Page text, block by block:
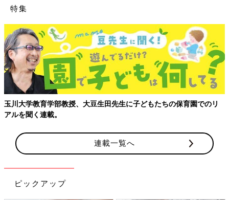
特集
玉川大学教育学部教授、大豆生田先生に子どもたちの保育園でのリ
アルを聞く連載。
連載一覧へ
ピックアップ